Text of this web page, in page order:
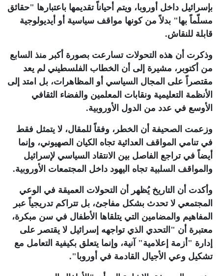
بإسرائيل داخل أوروبا، ويتم أحياناً تقديمها باعتبارها "حقائق
مسلّماً بها" بدلاً من كونها مواقف سياسية أو أيديولوجية
قابلة للنقاش.
وذكرت أن هذه التحولات تسارعت بصورة أكبر منذ السابع
من أكتوبر، مشيرة إلى أن الخطاب الفلسطيني لم يعد
مقتصراً على المجال السياسي أو المظاهرات، بل امتد إلى
الأنظمة التعليمية ونقابات المعلمين والفضاء الثقافي
الأوسع في عدد من الدول الأوروبية.
وزعمت الصحيفة أن الخطر، وفقاً للمقال، لا يتمثل فقط
في تنامي المواقف العدائية تجاه الكيان الصهيوني، وإنما
أيضاً في تراجع الفاصل بين الانتقاد السياسي لإسرائيل
والمواقف السلبية تجاه اليهود داخل المجتمعات الأوروبية.
وأكدت أن التاريخ يُظهر أن التحولات العميقة في الوعي
المجتمعي لا تحدث بشكل مفاجئ، بل تتراكم تدريجياً عبر
المفاهيم والمضامين التي يتلقاها الأطفال في سن مبكرة،
معتبرة أن "التحدي الذي تواجهه إسرائيل لا يقتصر على
إدارة "أزمة إعلامية" آنية، وإنما يتعلق بكيفية التعامل مع
تشكيل وعي الأجيال القادمة في أوروبا".